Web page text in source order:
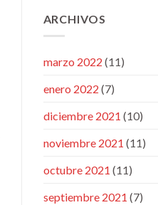
ARCHIVOS
marzo 2022 (11)
enero 2022 (7)
diciembre 2021 (10)
noviembre 2021 (11)
octubre 2021 (11)
septiembre 2021 (7)